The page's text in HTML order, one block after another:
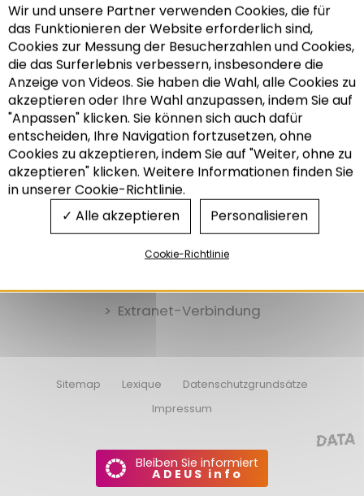
Recherche
Was macht die Adeus?
Netzwerk FNAU
Adeus Info
AktuellesPressebereich
Stellenangebote
Extranet-Verbindung
Sitemap Lexique
Datenschutzgrundsätze
Impressum
Bleiben Sie informiert
ADEUS info
Wir und unsere Partner verwenden Cookies, die für
das Funktionieren der Website erforderlich sind,
Cookies zur Messung der Besucherzahlen und Cookies,
die das Surferlebnis verbessern, insbesondere die
Anzeige von Videos. Sie haben die Wahl, alle Cookies zu
akzeptieren oder Ihre Wahl anzupassen, indem Sie auf
"Anpassen" klicken. Sie können sich auch dafür
entscheiden, Ihre Navigation fortzusetzen, ohne
Cookies zu akzeptieren, indem Sie auf "Weiter, ohne zu
akzeptieren" klicken. Weitere Informationen finden Sie
in unserer Cookie-Richtlinie.
Alle akzeptieren
Personalisieren
Cookie-Richtlinie